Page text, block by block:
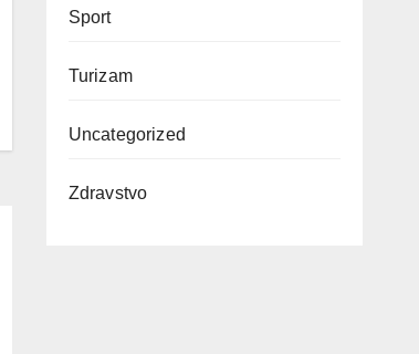
Sport
Turizam
Uncategorized
Zdravstvo